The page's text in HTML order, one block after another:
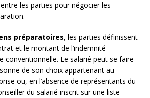
les parties pour négocier les
préparatoires, les parties définissent
et le montant de l’indemnité
conventionnelle. Le salarié peut se faire
de son choix appartenant au
ou, en l’absence de représentants du
du salarié inscrit sur une liste